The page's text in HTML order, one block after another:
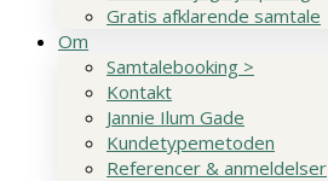
Gratis afklarende samtale
Om
Samtalebooking >
Kontakt
Jannie Ilum Gade
Kundetypemetoden
Referencer & anmeldelser